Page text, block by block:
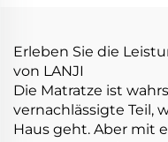
Erleben Sie die
von LANJI
Die Matratze ist
vernachlässigte Teil,
Haus geht. Aber mit